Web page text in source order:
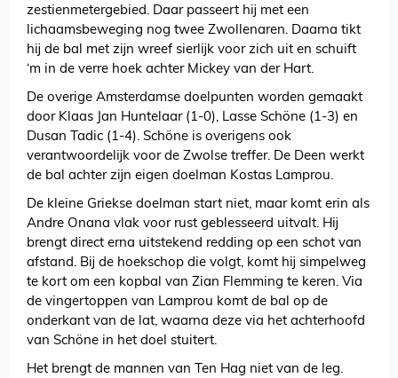
zestienmetergebied. Daar passeert hij met een
lichaamsbeweging nog twee Zwollenaren. Daarna tikt
hij de bal met zijn wreef sierlijk voor zich uit en schuift
‘m in de verre hoek achter Mickey van der Hart.
De overige Amsterdamse doelpunten worden gemaakt
door Klaas Jan Huntelaar (1-0), Lasse Schöne (1-3) en
Dusan Tadic (1-4). Schöne is overigens ook
verantwoordelijk voor de Zwolse treffer. De Deen werkt
de bal achter zijn eigen doelman Kostas Lamprou.
De kleine Griekse doelman start niet, maar komt erin als
Andre Onana vlak voor rust geblesseerd uitvalt. Hij
brengt direct erna uitstekend redding op een schot van
afstand. Bij de hoekschop die volgt, komt hij simpelweg
te kort om een kopbal van Zian Flemming te keren. Via
de vingertoppen van Lamprou komt de bal op de
onderkant van de lat, waarna deze via het achterhoofd
van Schöne in het doel stuitert.
Het brengt de mannen van Ten Hag niet van de leg.